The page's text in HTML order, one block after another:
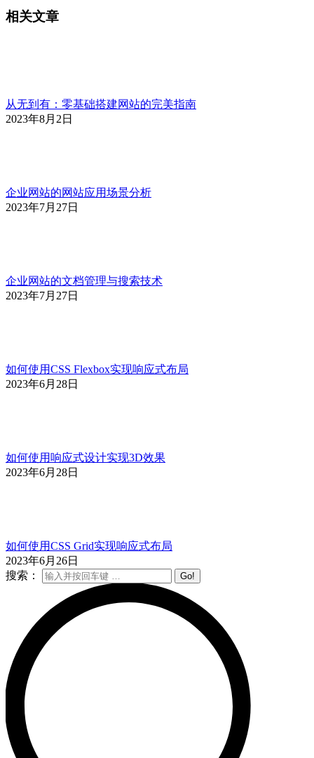
相关文章
从无到有：零基础搭建网站的完美指南
2023年8月2日
企业网站的网站应用场景分析
2023年7月27日
企业网站的文档管理与搜索技术
2023年7月27日
如何使用CSS Flexbox实现响应式布局
2023年6月28日
如何使用响应式设计实现3D效果
2023年6月28日
如何使用CSS Grid实现响应式布局
2023年6月26日
搜索：